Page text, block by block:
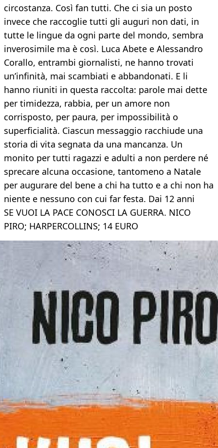
circostanza. Così fan tutti. Che ci sia un posto
invece che raccoglie tutti gli auguri non dati, in
tutte le lingue da ogni parte del mondo, sembra
inverosimile ma è così. Luca Abete e Alessandro
Corallo, entrambi giornalisti, ne hanno trovati
un’infinità, mai scambiati e abbandonati. E li
hanno riuniti in questa raccolta: parole mai dette
per timidezza, rabbia, per un amore non
corrisposto, per paura, per impossibilità o
superficialità. Ciascun messaggio racchiude una
storia di vita segnata da una mancanza. Un
monito per tutti ragazzi e adulti a non perdere né
sprecare alcuna occasione, tantomeno a Natale
per augurare del bene a chi ha tutto e a chi non ha
niente e nessuno con cui far festa. Dai 12 anni
SE VUOI LA PACE CONOSCI LA GUERRA. NICO
PIRO; HARPERCOLLINS; 14 EURO